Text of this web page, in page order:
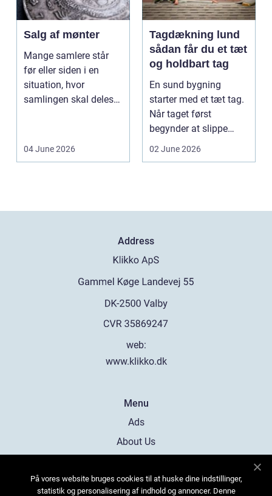
Salg af mønter
Mange samlere står
før eller siden i en
situation, hvor
samlingen skal deles
04 June 2026
Tagdækning lund
sådan får du et tæt
og holdbart tag
En sund bygning
starter med et tæt tag.
Når taget først
begynder at slippe
vand ind, kan skaderne
02 June 2026
Address
web:
www.klikko.dk
Menu
Ads
About Us
Contact
På vores website bruges cookies til at huske dine indstillinger,
statistik og personalisering af indhold og annoncer. Denne